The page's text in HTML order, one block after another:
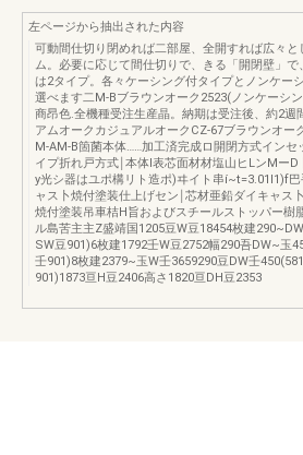
左ページから抽出された内容
可動間仕切り閉めれば二部屋、全開すれば広々と
ム。必要に応じて間仕切りで、きる「開閉壁」で
は2タイプ。各々ケーシング付タイプとノンケー
選べます二M-Bブラウンオーク2523(ノンケーシ
商昂色.全機種受注生産晶。納期は受注後、約2週
アムオークカジュアルオークCZ-67ブラウンオー
M-AM-B箇菌本体……加工済完成ロ開閉方式インセ
イプ折れ戸方式￨本体I表芯面材材塩山ヒLンMーD
y光シ器はユポ構リト造ポ)ヰイト串í~t=3.01l1)f巴
ャス卜焼付塗装仕上げセン￨芯材亜鉛ダイキャス
焼付塗装吊車桔H旨およびスチールストッパー樹
ル島苦主主Z盛靖国1205豆W豆18454枚建
SW豆901)6枚建1792壬W豆2752幅290吾DW~玉
壬901)8枚建2379~玉W壬3659290豆DW壬
901)1873亘H豆2406高さ1820亘DH豆2353